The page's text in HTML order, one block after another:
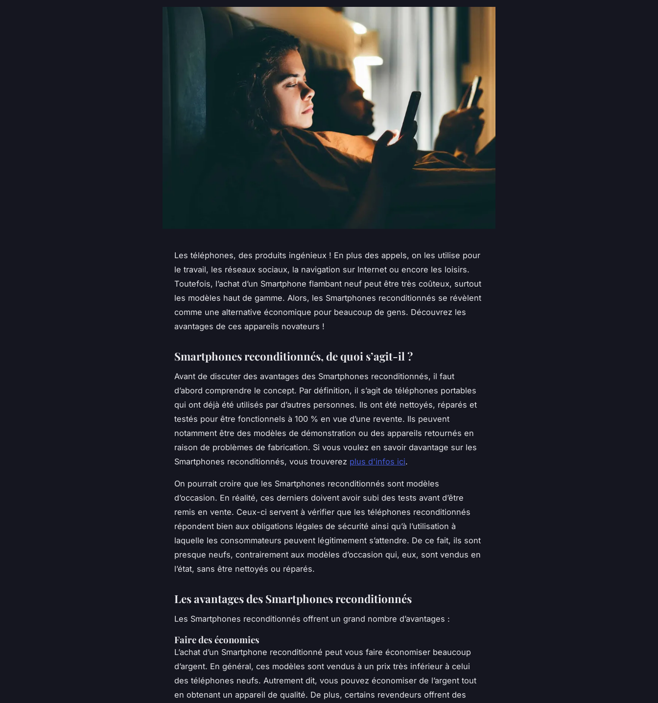
Les téléphones, des produits ingénieux ! En plus des appels, on les utilise pour
le travail, les réseaux sociaux, la navigation sur Internet ou encore les loisirs.
Toutefois, l’achat d’un Smartphone flambant neuf peut être très coûteux, surtout
les modèles haut de gamme. Alors, les Smartphones reconditionnés se révèlent
comme une alternative économique pour beaucoup de gens. Découvrez les
avantages de ces appareils novateurs !
Smartphones reconditionnés, de quoi s’agit-il ?
Avant de discuter des avantages des Smartphones reconditionnés, il faut
d’abord comprendre le concept. Par définition, il s’agit de téléphones portables
qui ont déjà été utilisés par d’autres personnes. Ils ont été nettoyés, réparés et
testés pour être fonctionnels à 100 % en vue d’une revente. Ils peuvent
notamment être des modèles de démonstration ou des appareils retournés en
raison de problèmes de fabrication. Si vous voulez en savoir davantage sur les
Smartphones reconditionnés, vous trouverez plus d'infos ici.
On pourrait croire que les Smartphones reconditionnés sont modèles
d’occasion. En réalité, ces derniers doivent avoir subi des tests avant d’être
remis en vente. Ceux-ci servent à vérifier que les téléphones reconditionnés
répondent bien aux obligations légales de sécurité ainsi qu’à l’utilisation à
laquelle les consommateurs peuvent légitimement s’attendre. De ce fait, ils sont
presque neufs, contrairement aux modèles d’occasion qui, eux, sont vendus en
l’état, sans être nettoyés ou réparés.
Les avantages des Smartphones reconditionnés
Les Smartphones reconditionnés offrent un grand nombre d’avantages :
Faire des économies
L’achat d’un Smartphone reconditionné peut vous faire économiser beaucoup
d’argent. En général, ces modèles sont vendus à un prix très inférieur à celui
des téléphones neufs. Autrement dit, vous pouvez économiser de l’argent tout
en obtenant un appareil de qualité. De plus, certains revendeurs offrent des